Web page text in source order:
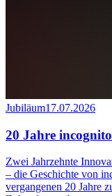
Jubiläum17.07.2026
20 Jahre
Zwei Jahrzehnte
– die Geschichte von
vergangenen 20 Jahre